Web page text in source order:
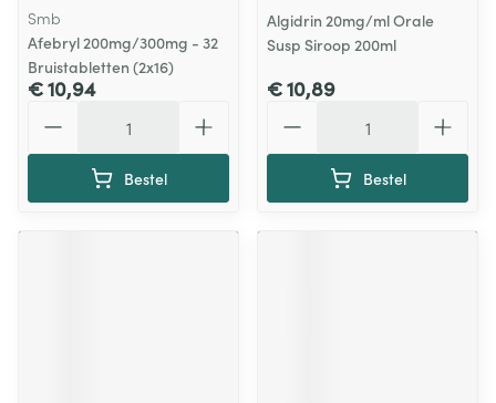
Smb
Afebryl 200mg/300mg - 32
Bruistabletten (2x16)
€ 10,94
Bestel
Algidrin 20mg/ml Orale
Susp Siroop 200ml
€ 10,89
Bestel